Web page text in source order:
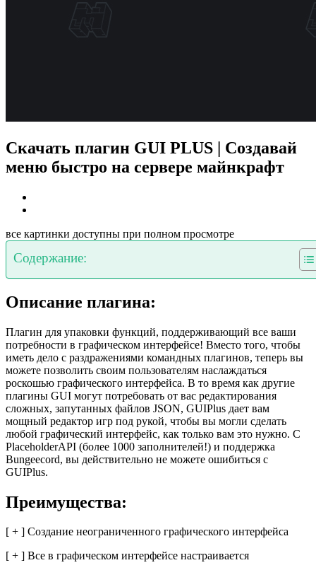
Скачать плагин GUI PLUS | Создавай
меню быстро на сервере майнкрафт
все картинки доступны при полном просмотре
Содержание:
Описание плагина:
Плагин для упаковки функций, поддерживающий все ваши
потребности в графическом интерфейсе! Вместо того, чтобы
иметь дело с раздражениями командных плагинов, теперь вы
можете позволить своим пользователям наслаждаться
роскошью графического интерфейса. В то время как другие
плагины GUI могут потребовать от вас редактирования
сложных, запутанных файлов JSON, GUIPlus дает вам
мощный редактор игр под рукой, чтобы вы могли сделать
любой графический интерфейс, как только вам это нужно. С
PlaceholderAPI (более 1000 заполнителей!) и поддержка
Bungeecord, вы действительно не можете ошибиться с
GUIPlus.
Преимущества:
[ + ] Создание неограниченного графического интерфейса
[ + ] Все в графическом интерфейсе настраивается